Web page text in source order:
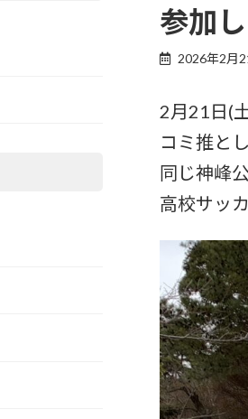
参加し
2026年2月
2月21日(
コミ推と
同じ神峰
高校サッ